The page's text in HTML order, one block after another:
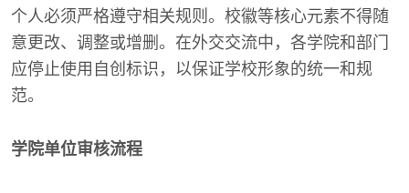
个人必须严格遵守相关规则。校徽等核心元素不得随
意更改、调整或增删。在外交交流中，各学院和部门
应停止使用自创标识，以保证学校形象的统一和规
范。
学院单位审核流程